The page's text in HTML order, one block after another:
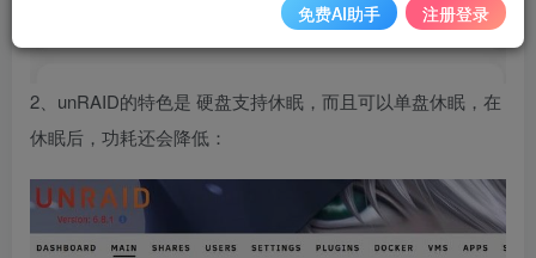
2、unRAID的特色是 硬盘支持休眠，而且可以单盘休眠，在
休眠后，功耗还会降低：
免费AI助手 注册登录